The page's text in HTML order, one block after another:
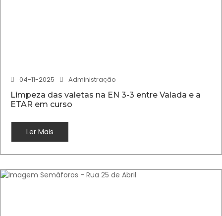
04-11-2025
Administração
Limpeza das valetas na EN 3-3 entre Valada e a
ETAR em curso
Ler Mais